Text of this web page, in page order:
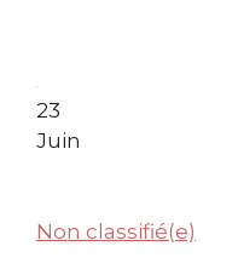
23
Juin
Non classifié(e)